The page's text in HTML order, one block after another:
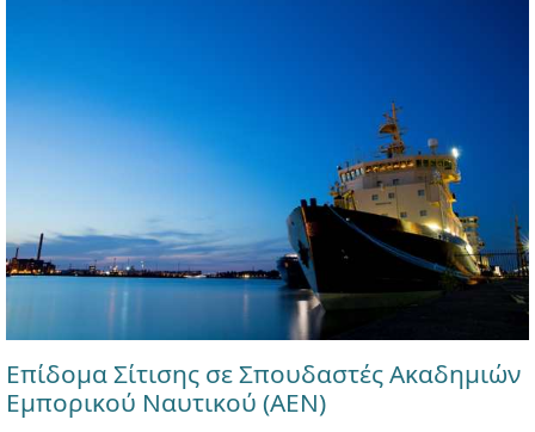
Επίδομα Σίτισης σε Σπουδαστές Ακαδημιών
Εμπορικού Ναυτικού (ΑΕΝ)